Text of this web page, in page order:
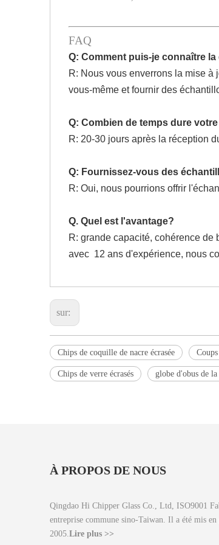
FAQ
Q: Comment puis-je connaître
R: Nous vous enverrons la mise
vous-même et fournir des
Q: Combien de temps dure
R: 20-30 jours après la réception
Q: Fournissez-vous des
R: Oui, nous pourrions offrir
Q. Quel est l'avantage?
R: grande capacité, cohérence
avec 12 ans d'expérience, nous
sur:
Chips de coquille de nacre écrasée
Chips de verre écrasés globe d'obus de
À PROPOS DE NOUS
Qingdao Hi Chipper Glass Co., Ltd, ISO9001
entreprise commune sino-Taiwan. Il a été mis en
2005. Lire plus >>